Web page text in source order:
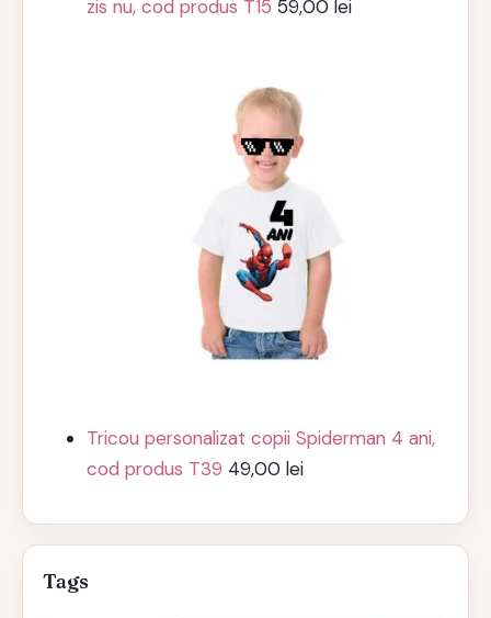
zis nu, cod produs T15 59,00lei
Tricou personalizat copii Spiderman 4 ani,
cod produs T39 49,00lei
Tags